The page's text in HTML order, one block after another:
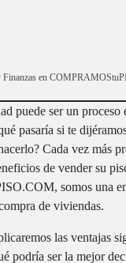
Finanzas en
puede ser un proceso
pasaría si te
Cada vez más
de vender su
somos una
de viviendas.
las ventajas
podría ser la mejor